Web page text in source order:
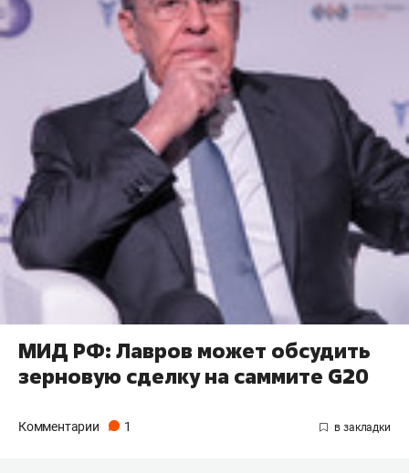
МИД РФ: Лавров может обсудить
зерновую сделку на саммите G20
Комментарии 1